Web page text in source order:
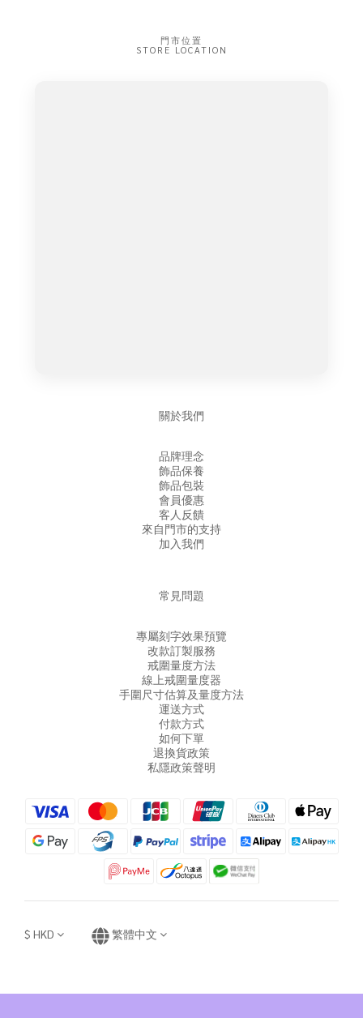
門市位置
STORE LOCATION
關於我們
品牌理念
飾品保養
飾品包裝
會員優惠
客人反饋
來自門市的支持
加入我們
常見問題
專屬刻字效果預覽
改款訂製服務
戒圍量度方法
線上戒圍量度器
手圍尺寸估算及量度方法
運送方式
付款方式
如何下單
退換貨政策
私隱政策聲明
$ HKD 繁體中文